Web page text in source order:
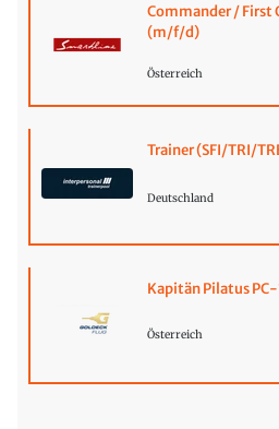
Commander / First
(m/f/d)
Österreich
Trainer (SFI/TRI/
Deutschland
Kapitän Pilatus
Österreich